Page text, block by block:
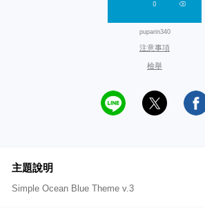
puparin340
注意事項
檢舉
主題說明
Simple Ocean Blue Theme v.3